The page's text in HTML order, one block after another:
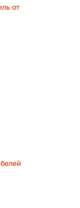
от